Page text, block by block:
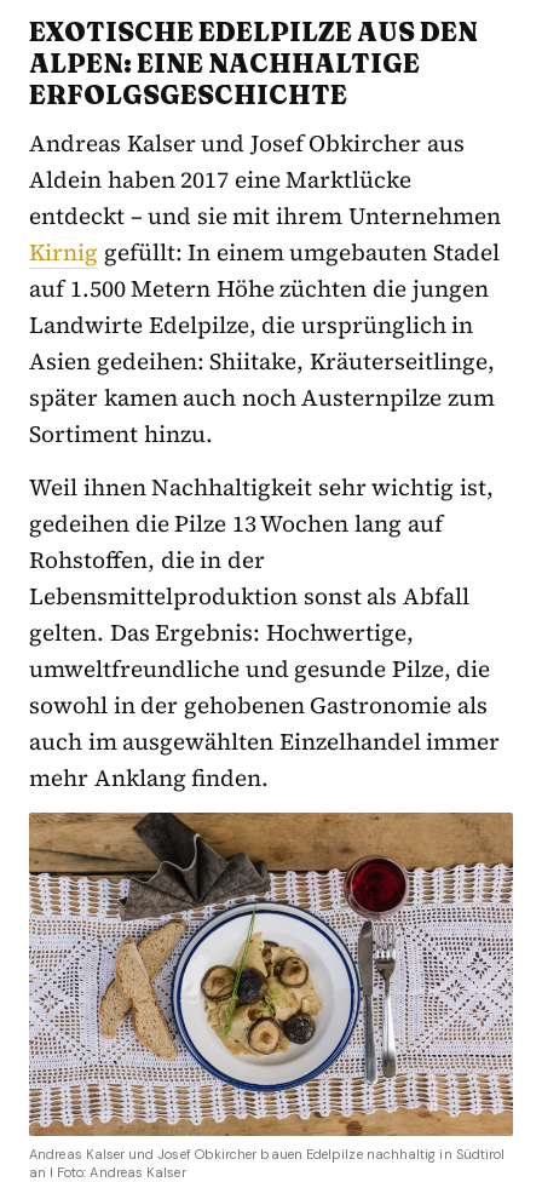
EXOTISCHE EDELPILZE AUS DEN
ALPEN: EINE NACHHALTIGE
ERFOLGSGESCHICHTE
Andreas Kalser und Josef Obkircher aus
Aldein haben 2017 eine Marktlücke
entdeckt – und sie mit ihrem Unternehmen
Kirnig gefüllt: In einem umgebauten Stadel
auf 1.500 Metern Höhe züchten die jungen
Landwirte Edelpilze, die ursprünglich in
Asien gedeihen: Shiitake, Kräuterseitlinge,
später kamen auch noch Austernpilze zum
Sortiment hinzu.
Weil ihnen Nachhaltigkeit sehr wichtig ist,
gedeihen die Pilze 13 Wochen lang auf
Rohstoffen, die in der
Lebensmittelproduktion sonst als Abfall
gelten. Das Ergebnis: Hochwertige,
umweltfreundliche und gesunde Pilze, die
sowohl in der gehobenen Gastronomie als
auch im ausgewählten Einzelhandel immer
mehr Anklang finden.
Andreas Kalser und Josef Obkircher bauen Edelpilze nachhaltig in Südtirol
an I Foto: Andreas Kalser